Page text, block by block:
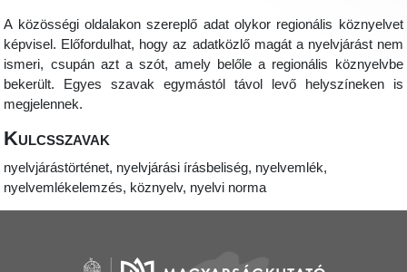
A közösségi oldalakon szereplő adat olykor regionális köznyelvet
képvisel. Előfordulhat, hogy az adatközlő magát a nyelvjárást nem
ismeri, csupán azt a szót, amely belőle a regionális köznyelvbe
bekerült. Egyes szavak egymástól távol levő helyszíneken is
megjelennek.
Kulcsszavak
nyelvjárástörténet, nyelvjárási írásbeliség, nyelvemlék,
nyelvemlékelemzés, köznyelv, nyelvi norma